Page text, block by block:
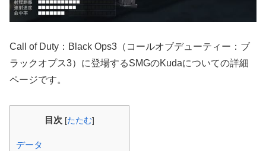
Call of Duty：Black Ops3（コールオブデューティー：ブ
ラックオプス3）に登場するSMGのKudaについての詳細
ページです。
目次 [たたむ]
データ